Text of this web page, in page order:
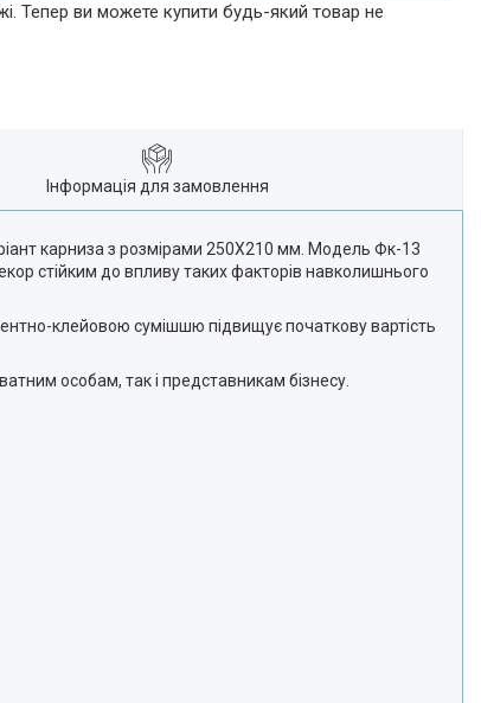
Тепер ви можете купити будь-який товар не
Інформація для замовлення
карниза з розмірами 250Х210 мм. Модель Фк-13
стійким до впливу таких факторів навколишнього
клейовою сумішшю підвищує початкову вартість
особам, так і представникам бізнесу.